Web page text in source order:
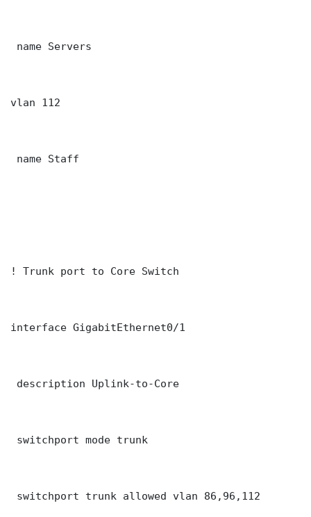
name Servers
vlan 112
name Staff
! Trunk port to Core Switch
interface GigabitEthernet0/1
description Uplink-to-Core
switchport mode trunk
switchport trunk allowed vlan 86,96,112